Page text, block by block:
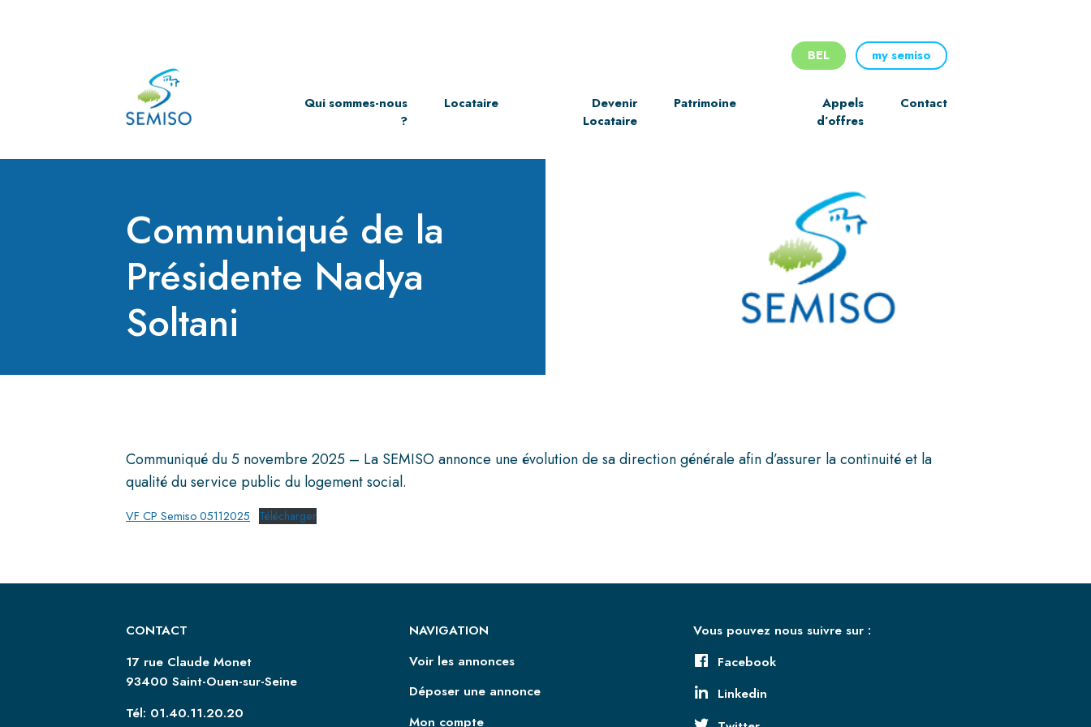
BEL my semiso
Qui sommes-nous
?
Locataire
Devenir
Locataire
Patrimoine
Appels
d’offres
Contact
Communiqué de la
Présidente Nadya
Soltani
Communiqué du 5 novembre 2025 – La SEMISO annonce une évolution de sa direction générale afin d’assurer la continuité et la
qualité du service public du logement social.
VF CP Semiso 05112025 Télécharger
CONTACT
17 rue Claude Monet
93400 Saint-Ouen-sur-Seine
Tél: 01.40.11.20.20
NAVIGATION
Voir les annonces
Déposer une annonce
Mon compte
Vous pouvez nous suivre sur :
Facebook
Linkedin